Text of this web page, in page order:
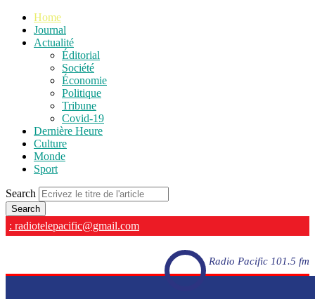
Home
Journal
Actualité
Éditorial
Société
Économie
Politique
Tribune
Covid-19
Dernière Heure
Culture
Monde
Sport
Search
: radiotelepacific@gmail.com
Radio Pacific 101.5 fm